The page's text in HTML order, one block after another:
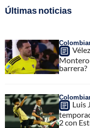
Últimas noticias
Montero
barrera?
Luis
2 con